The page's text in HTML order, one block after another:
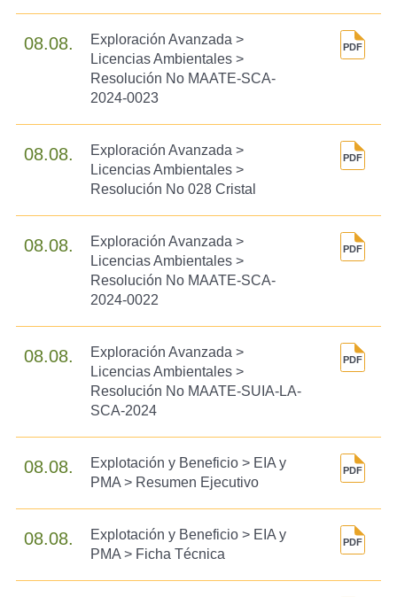
08.08.
Exploración Avanzada >
Licencias Ambientales >
Resolución No MAATE-SCA-
2024-0023
08.08.
Exploración Avanzada >
Licencias Ambientales >
Resolución No 028 Cristal
08.08.
Exploración Avanzada >
Licencias Ambientales >
Resolución No MAATE-SCA-
2024-0022
08.08.
Exploración Avanzada >
Licencias Ambientales >
Resolución No MAATE-SUIA-LA-
SCA-2024
08.08.
Explotación y Beneficio > EIA y
PMA > Resumen Ejecutivo
08.08.
Explotación y Beneficio > EIA y
PMA > Ficha Técnica